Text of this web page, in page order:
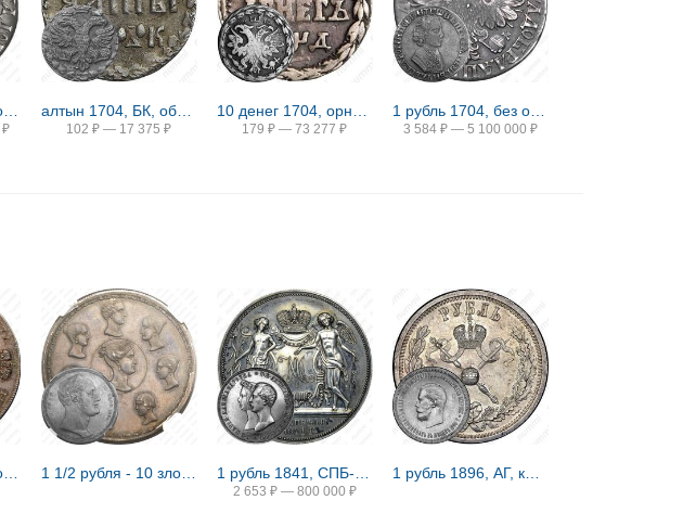
1 рубль 1704, без обозначения монетного двора, чекан без кольца, хвост орла широкий (орёл образца 1705)
₽
алтын 1704, БК, обозначение даты "ЯѰД". В знаке монетного двора вместо буквы «Б» треугольник
102 ₽ — 17 375 ₽ 179 ₽ — 73 277 ₽ 3 584 ₽ — 5 100 000 ₽
2 рубля 1722, Новодел 1 1/2 рубля - 10 злотых 1836, семейный, П. У., Новодел
2 653 ₽ — 800 000 ₽